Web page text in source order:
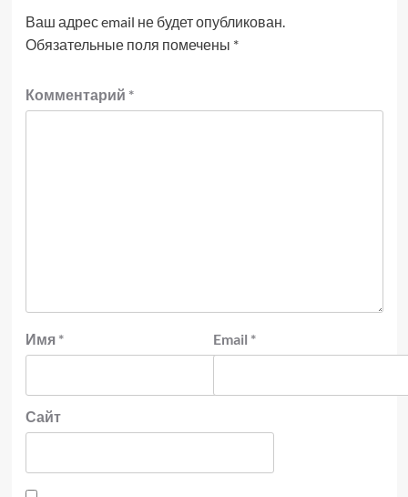
Ваш адрес email не будет опубликован.
Обязательные поля помечены *
Комментарий *
Имя * Email *
Сайт